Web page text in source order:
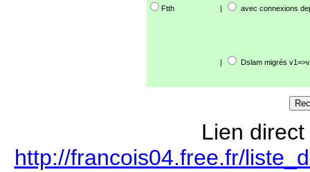
Ftth | avec connexions
| Dslam migrés
Lien
http://francois04.free.fr/